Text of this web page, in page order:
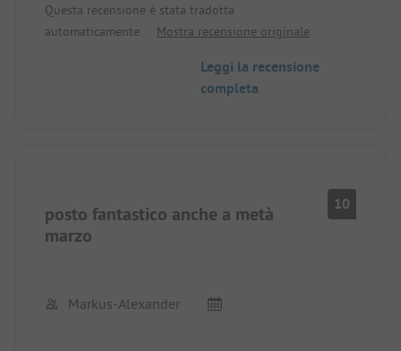
disposizione, negozi a 50 metri. I gestori parlano
tedesco e sono molto gentili. Il massimo per i
Questa recensione è stata tradotta
automaticamente.
Mostra recensione originale
Leggi la recensione
completa
posto fantastico anche a metà
marzo
10
Markus-Alexander